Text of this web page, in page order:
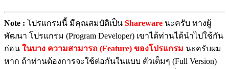
Note : โปรแกรมนี้ มีคุณสมบัติเป็น Shareware นะครับ ทางผู้
พัฒนา โปรแกรม (Program Developer) เขาได้ท่านได้นำไปใช้กัน
ก่อน ในบาง ความสามารถ (Feature) ของโปรแกรม นะครับผม
หาก ถ้าท่านต้องการจะใช้ต่อกันในแบบ ตัวเต็มๆ (Full Version)